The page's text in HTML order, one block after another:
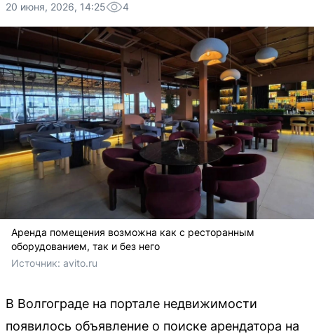
20 июня, 2026, 14:25 4
Аренда помещения возможна как с ресторанным
оборудованием, так и без него
Источник: avito.ru
В Волгограде на портале недвижимости
появилось объявление о поиске арендатора на